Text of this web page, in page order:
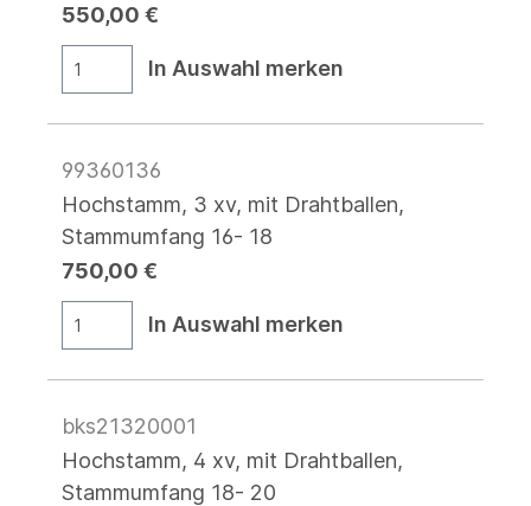
550,00 €
In Auswahl merken
99360136
Hochstamm, 3 xv, mit Drahtballen,
Stammumfang 16- 18
750,00 €
In Auswahl merken
bks21320001
Hochstamm, 4 xv, mit Drahtballen,
Stammumfang 18- 20